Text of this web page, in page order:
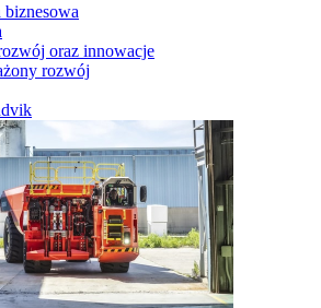
oraz innowacje
rozwój